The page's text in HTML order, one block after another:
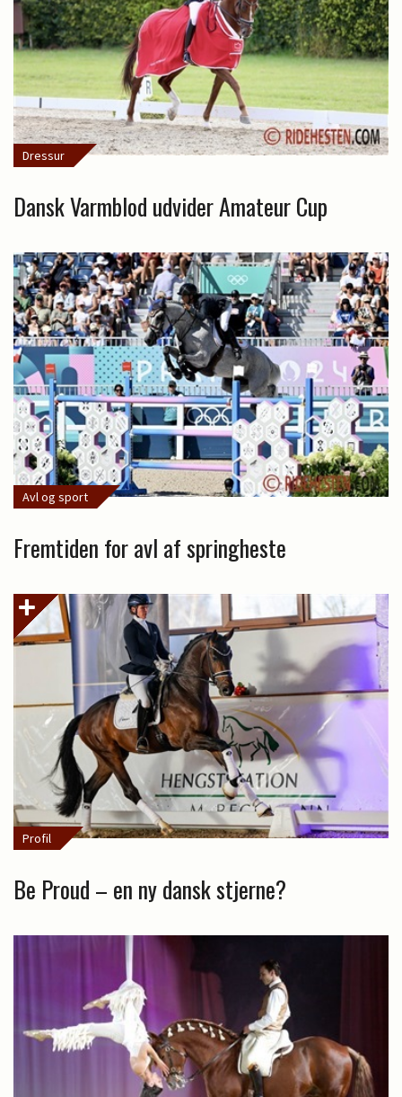
Dressur
Dansk Varmblod udvider Amateur Cup
Avl og sport
Fremtiden for avl af springheste
Profil
Be Proud – en ny dansk stjerne?